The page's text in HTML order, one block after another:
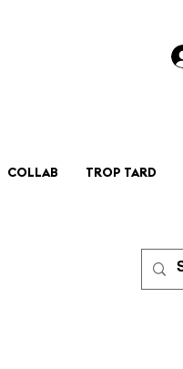
COLLAB TROP TARD